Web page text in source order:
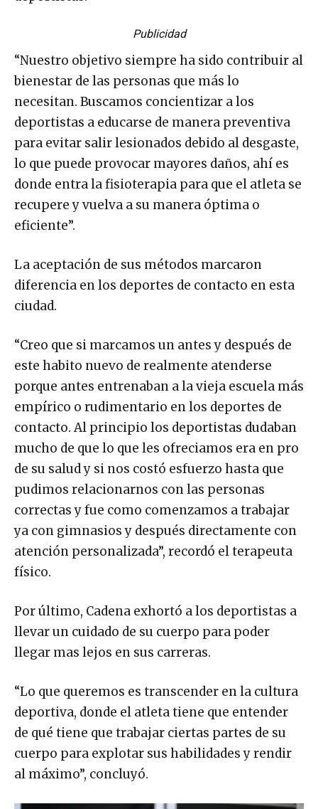
Publicidad
“Nuestro objetivo siempre ha sido contribuir al
bienestar de las personas que más lo
necesitan. Buscamos concientizar a los
deportistas a educarse de manera preventiva
para evitar salir lesionados debido al desgaste,
lo que puede provocar mayores daños, ahí es
donde entra la fisioterapia para que el atleta se
recupere y vuelva a su manera óptima o
eficiente”.
La aceptación de sus métodos marcaron
diferencia en los deportes de contacto en esta
ciudad.
“Creo que si marcamos un antes y después de
este habito nuevo de realmente atenderse
porque antes entrenaban a la vieja escuela más
empírico o rudimentario en los deportes de
contacto. Al principio los deportistas dudaban
mucho de que lo que les ofreciamos era en pro
de su salud y si nos costó esfuerzo hasta que
pudimos relacionarnos con las personas
correctas y fue como comenzamos a trabajar
ya con gimnasios y después directamente con
atención personalizada”, recordó el terapeuta
físico.
Por último, Cadena exhortó a los deportistas a
llevar un cuidado de su cuerpo para poder
llegar mas lejos en sus carreras.
“Lo que queremos es transcender en la cultura
deportiva, donde el atleta tiene que entender
de qué tiene que trabajar ciertas partes de su
cuerpo para explotar sus habilidades y rendir
al máximo”, concluyó.